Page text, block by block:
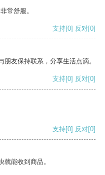
常舒服。
支持[0] 反对[0]
友保持联系，分享生活点滴。
支持[0] 反对[0]
支持[0] 反对[0]
能收到商品。